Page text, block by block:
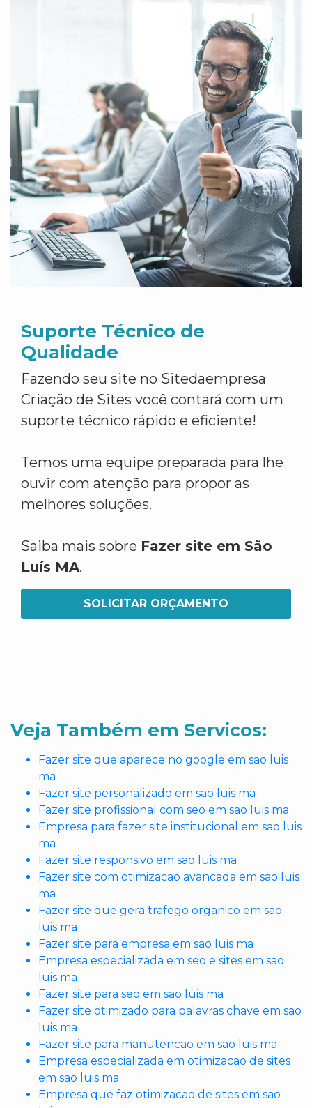
Suporte Técnico de
Qualidade
Fazendo seu site no Sitedaempresa
Criação de Sites você contará com um
suporte técnico rápido e eficiente!
Temos uma equipe preparada para lhe
ouvir com atenção para propor as
melhores soluções.
Saiba mais sobre Fazer site em São
Luís MA.
SOLICITAR ORÇAMENTO
Veja Também em Servicos:
Fazer site que aparece no google em sao luis
ma
Fazer site personalizado em sao luis ma
Fazer site profissional com seo em sao luis ma
Empresa para fazer site institucional em sao luis
ma
Fazer site responsivo em sao luis ma
Fazer site com otimizacao avancada em sao luis
ma
Fazer site que gera trafego organico em sao
luis ma
Fazer site para empresa em sao luis ma
Empresa especializada em seo e sites em sao
luis ma
Fazer site para seo em sao luis ma
Fazer site otimizado para palavras chave em sao
luis ma
Fazer site para manutencao em sao luis ma
Empresa especializada em otimizacao de sites
em sao luis ma
Empresa que faz otimizacao de sites em sao